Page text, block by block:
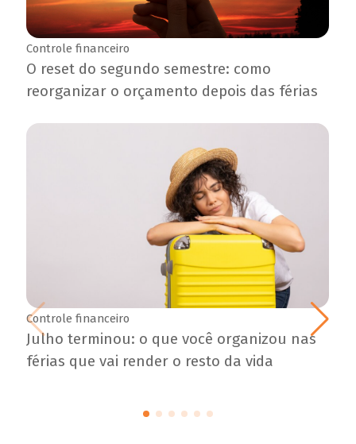
Controle financeiro
O reset do segundo semestre: como
reorganizar o orçamento depois das férias
Controle financeiro
Julho terminou: o que você organizou nas
férias que vai render o resto da vida